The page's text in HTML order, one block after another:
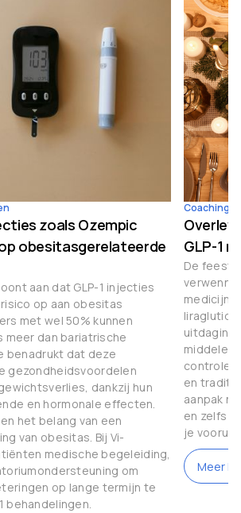
zoals Ozempic
obesitasgerelateerde
aan dat GLP-1 injecties
op aan obesitas
met wel 50% kunnen
meer dan bariatrische
benadrukt dat deze
gezondheidsvoordelen
dankzij hun
en hormonale effecten.
het belang van een
van obesitas. Bij Vi-
medische begeleiding,
om
op lange termijn te
behandelingen.
Coaching
GLP-1
De
middelen
controle
en
aanpak
en zelfs
je
Meer